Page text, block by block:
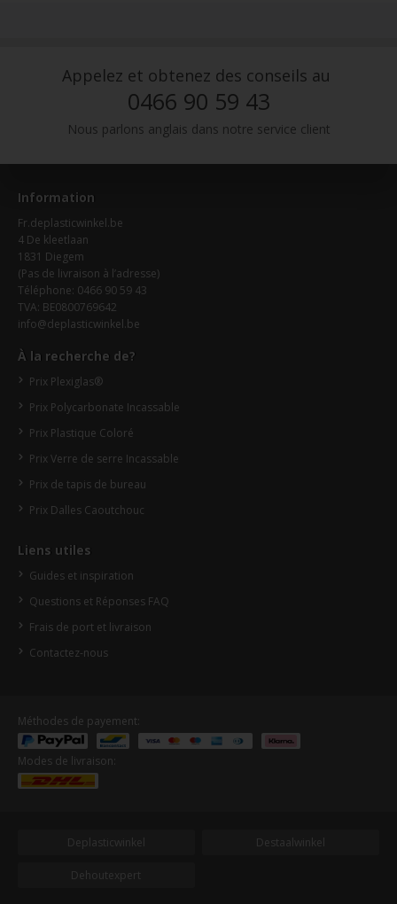
Appelez et obtenez des conseils au
0466 90 59 43
Nous parlons anglais dans notre service client
Information
Fr.deplasticwinkel.be
4 De kleetlaan
1831 Diegem
(Pas de livraison à l’adresse)
Téléphone: 0466 90 59 43
TVA: BE0800769642
info@deplasticwinkel.be
À la recherche de?
Prix Plexiglas®
Prix Polycarbonate Incassable
Prix Plastique Coloré
Prix Verre de serre Incassable
Prix de tapis de bureau
Prix Dalles Caoutchouc
Liens utiles
Guides et inspiration
Questions et Réponses FAQ
Frais de port et livraison
Contactez-nous
Méthodes de payement:
Modes de livraison:
Deplasticwinkel Destaalwinkel
Dehoutexpert